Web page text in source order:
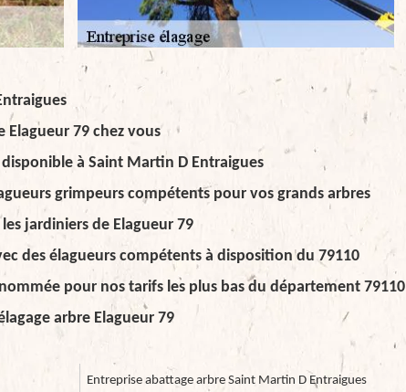
Elagueur 79 chez vous
à Saint Martin D Entraigues
grimpeurs compétents pour vos grands arbres
jardiniers de Elagueur 79
des élagueurs compétents à disposition du 79110
pour nos tarifs les plus bas du département 79110
arbre Elagueur 79
Entreprise abattage arbre Saint Martin D Entraigues